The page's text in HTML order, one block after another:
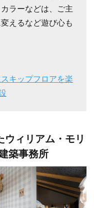
ラーなどは、ご主
えるなど遊び心も
キップフロアを楽
ウィリアム・モリ
築事務所